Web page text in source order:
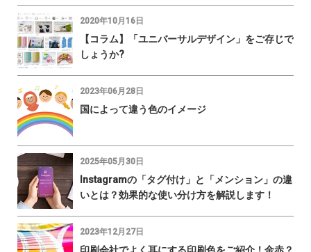
2020年10月16日
【コラム】「ユニバーサルデザイン」をご存じで
しょうか?
2023年06月28日
国によって違う色のイメージ
2025年05月30日
Instagramの「タグ付け」と「メンション」の違
いとは？効果的な使い分け方を解説します！
2023年12月27日